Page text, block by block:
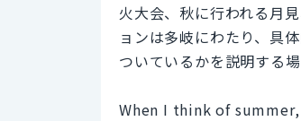
火大会、秋に行われる月
ョンは多岐にわたり、具
ついているかを説明する
When I think of